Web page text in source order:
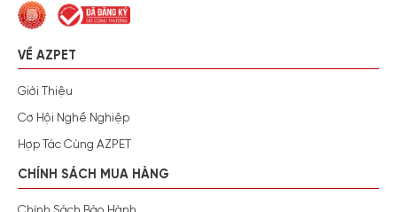
VỀ AZPET
Giới Thiệu
Cơ Hội Nghề Nghiệp
Hợp Tác Cùng AZPET
CHÍNH SÁCH MUA HÀNG